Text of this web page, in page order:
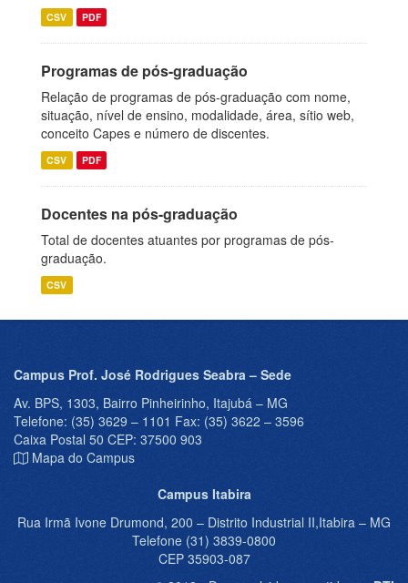
CSV PDF
Programas de pós-graduação
Relação de programas de pós-graduação com nome,
situação, nível de ensino, modalidade, área, sítio web,
conceito Capes e número de discentes.
CSV PDF
Docentes na pós-graduação
Total de docentes atuantes por programas de pós-
graduação.
CSV
Campus Prof. José Rodrigues Seabra – Sede
Av. BPS, 1303, Bairro Pinheirinho, Itajubá – MG
Telefone: (35) 3629 – 1101 Fax: (35) 3622 – 3596
Caixa Postal 50 CEP: 37500 903
Mapa do Campus
Campus Itabira
Rua Irmã Ivone Drumond, 200 – Distrito Industrial II,Itabira – MG
Telefone (31) 3839-0800
CEP 35903-087